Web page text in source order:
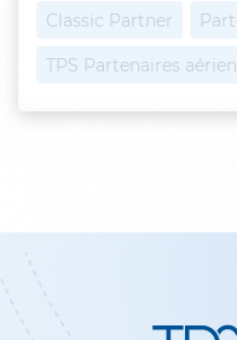
Classic Partner
TPS Partenaires